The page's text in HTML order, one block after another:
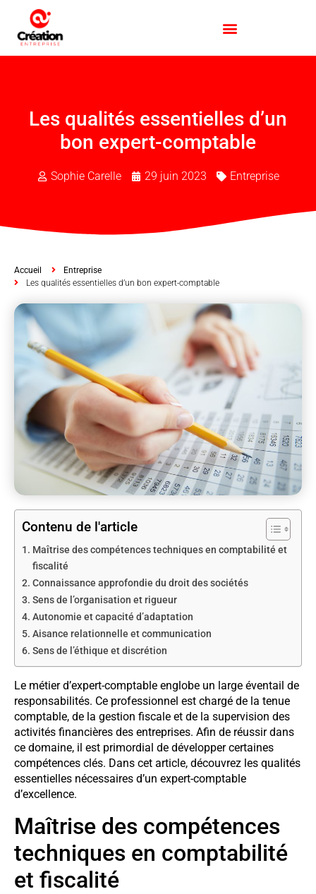
Les qualités essentielles d’un
bon expert-comptable
Sophie Carelle 29 juin 2023 Entreprise
Accueil
Entreprise
Les qualités essentielles d’un bon expert-comptable
Contenu de l'article
Maîtrise des compétences techniques en comptabilité et
fiscalité
Connaissance approfondie du droit des sociétés
Sens de l’organisation et rigueur
Autonomie et capacité d’adaptation
Aisance relationnelle et communication
Sens de l’éthique et discrétion
Le métier d’expert-comptable englobe un large éventail de
responsabilités. Ce professionnel est chargé de la tenue
comptable, de la gestion fiscale et de la supervision des
activités financières des entreprises. Afin de réussir dans
ce domaine, il est primordial de développer certaines
compétences clés. Dans cet article, découvrez les qualités
essentielles nécessaires d’un expert-comptable
d’excellence.
Maîtrise des compétences
techniques en comptabilité
et fiscalité